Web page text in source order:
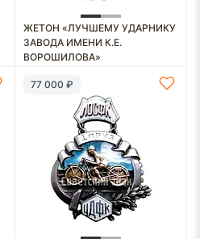
ЖЕТОН «ЛУЧШЕМУ УДАРНИКУ
ЗАВОДА ИМЕНИ К.Е.
ВОРОШИЛОВА»
77 000 ₽